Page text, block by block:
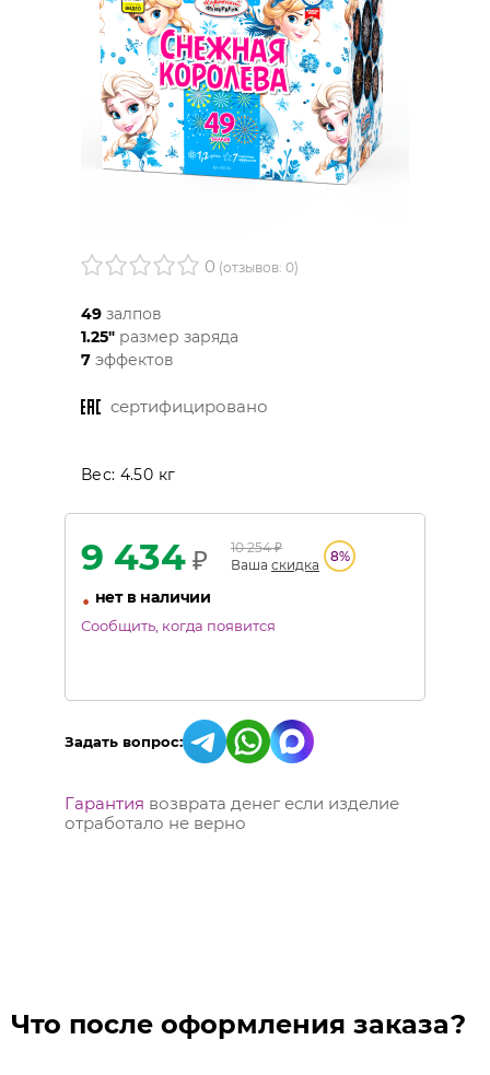
0 (отзывов: 0)
49 залпов
1.25" размер заряда
7 эффектов
сертифицировано
Вес: 4.50 кг
9 434 ₽ 10 254₽
Ваша скидка
8%
• нет в наличии
Сообщить, когда появится
Задать вопрос:
Гарантия возврата денег если изделие
отработало не верно
Что после оформления заказа?